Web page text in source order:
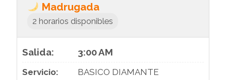
Madrugada
2 horarios disponibles
3:00 AM
BASICO DIAMANTE